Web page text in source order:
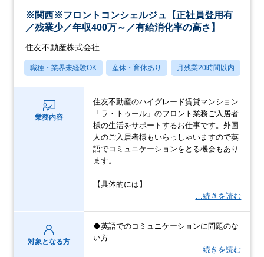
※関西※フロントコンシェルジュ【正社員登用有
／残業少／年収400万～／有給消化率の高さ】
住友不動産株式会社
職種・業界未経験OK 産休・育休あり 月残業20時間以内
業務内容
住友不動産のハイグレード賃貸マンション
「ラ・トゥール」のフロント業務ご入居者
様の生活をサポートするお仕事です。外国
人のご入居者様もいらっしゃいますので英
語でコミュニケーションをとる機会もあり
ます。
【具体的には】
…続きを読む
対象となる方
◆英語でのコミュニケーションに問題のな
い方
…続きを読む